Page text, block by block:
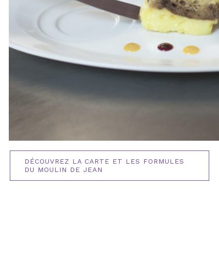
DÉCOUVREZ LA CARTE ET LES FORMULES
DU MOULIN DE JEAN